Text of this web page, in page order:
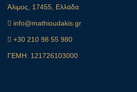
Άλιμος, 17455, Ελλάδα
info@mathioudakis.gr
+30 210 98 55 980
ΓΕΜΗ: 121726103000